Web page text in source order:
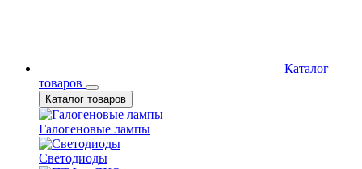
Каталог
товаров
Каталог товаров
Галогеновые лампы
Светодиоды